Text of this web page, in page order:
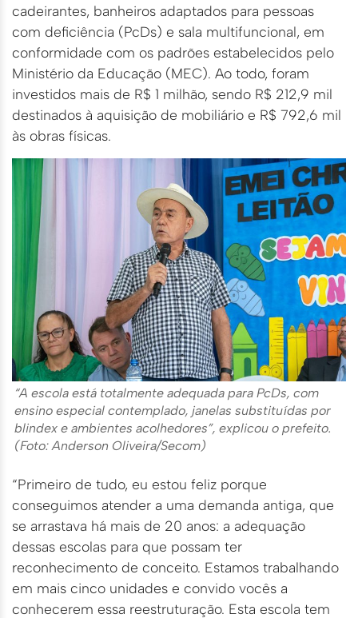
cadeirantes, banheiros adaptados para pessoas
com deficiência (PcDs) e sala multifuncional, em
conformidade com os padrões estabelecidos pelo
Ministério da Educação (MEC). Ao todo, foram
investidos mais de R$ 1 milhão, sendo R$ 212,9 mil
destinados à aquisição de mobiliário e R$ 792,6 mil
às obras físicas.
“A escola está totalmente adequada para PcDs, com
ensino especial contemplado, janelas substituídas por
blindex e ambientes acolhedores”, explicou o prefeito.
(Foto: Anderson Oliveira/Secom)
“Primeiro de tudo, eu estou feliz porque
conseguimos atender a uma demanda antiga, que
se arrastava há mais de 20 anos: a adequação
dessas escolas para que possam ter
reconhecimento de conceito. Estamos trabalhando
em mais cinco unidades e convido vocês a
conhecerem essa reestruturação. Esta escola tem